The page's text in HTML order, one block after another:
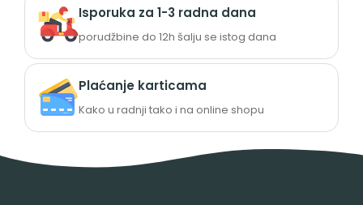
Isporuka za 1-3 radna dana
porudžbine do 12h šalju se istog dana
Plaćanje karticama
Kako u radnji tako i na online shopu